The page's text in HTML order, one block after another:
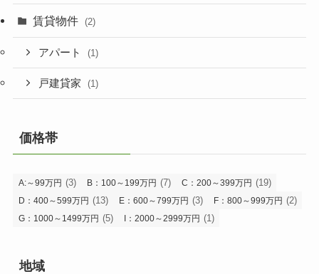
賃貸物件 (2)
アパート (1)
戸建貸家 (1)
価格帯
A:～99万円 (3) B：100～199万円 (7) C：200～399万円 (19)
D：400～599万円 (13) E：600～799万円 (3) F：800～999万円 (2)
G：1000～1499万円 (5) I：2000～2999万円 (1)
地域